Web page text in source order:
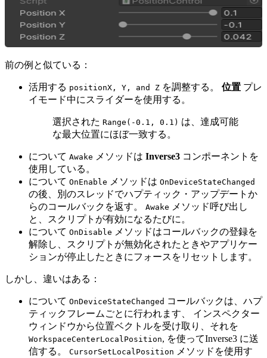
前の例と似ている：
活用する positionX, Y, and Z を調整する。 位置 プレ
イモード中にスライダーを使用する。
選択された Range(-0.1, 0.1) は、達成可能
な最大位置にほぼ一致する。
について Awake メソッドは Inverse3 コンポーネントを
使用している。
について OnEnable メソッドは OnDeviceStateChanged
の後、別のスレッドでハプティック・アップデートか
らのコールバックを返す。 Awake メソッド呼び出し
と、スクリプトが有効になるたびに。
について OnDisable メソッドはコールバックの登録を
解除し、スクリプトが無効化されたときやアプリケー
ションが停止したときにフォースをリセットします。
しかし、違いはある：
について OnDeviceStateChanged コールバックは、ハプ
ティックフレームごとに行われます、 インスペクター
ウィンドウから位置ベクトルを受け取り、それを
WorkspaceCenterLocalPosition, を使ってInverse3 に送
信する。 CursorSetLocalPosition メソッドを使用す